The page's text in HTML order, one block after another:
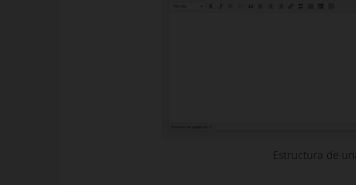
Estructura de